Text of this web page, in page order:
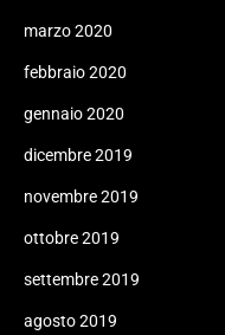
marzo 2020
febbraio 2020
gennaio 2020
dicembre 2019
novembre 2019
ottobre 2019
settembre 2019
agosto 2019